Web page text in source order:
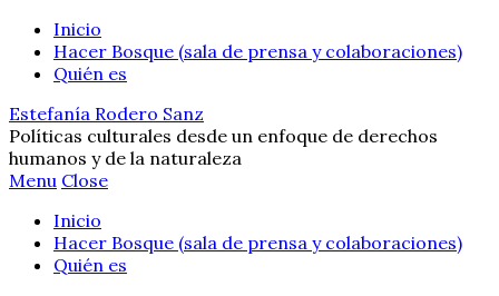
Inicio
Hacer Bosque (sala de prensa y colaboraciones)
Quién es
Estefanía Rodero Sanz
Políticas culturales desde un enfoque de derechos
humanos y de la naturaleza
Menu Close
Inicio
Hacer Bosque (sala de prensa y colaboraciones)
Quién es